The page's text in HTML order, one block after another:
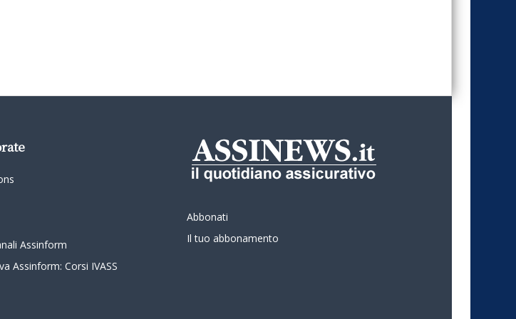
Assinform
Assinform: Corsi IVASS
Abbonati
Il tuo abbonamento